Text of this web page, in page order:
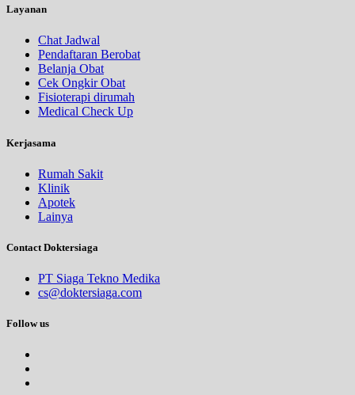
Layanan
Chat Jadwal
Pendaftaran Berobat
Belanja Obat
Cek Ongkir Obat
Fisioterapi dirumah
Medical Check Up
Kerjasama
Rumah Sakit
Klinik
Apotek
Lainya
Contact Doktersiaga
PT Siaga Tekno Medika
cs@doktersiaga.com
Follow us